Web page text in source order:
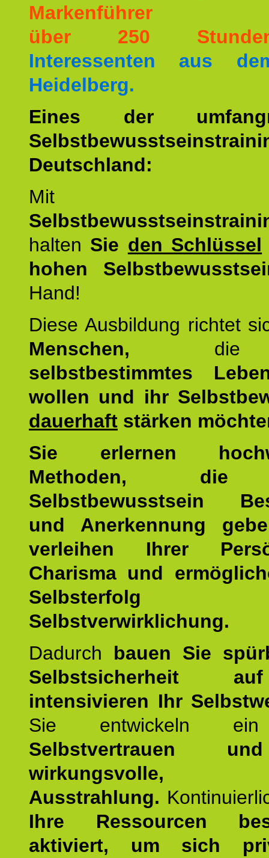
Markenführer
über 250
Interessenten aus
Heidelberg.
Eines der
Deutschland:
Mit
halten Sie den Schlüssel
hohen
Hand!
Diese Ausbildung richtet
Menschen,
selbstbestimmtes
wollen und ihr
dauerhaft stärken
Sie erlernen
Methoden, die
Selbstbewusstsein
und Anerkennung
verleihen Ihrer
Charisma und
Selbstverwirklichung.
Dadurch bauen Sie
Selbstsicherheit
intensivieren Ihr
Sie entwickeln ein
Selbstvertrauen
wirkungsvolle,
Ausstrahlung.
Ihre Ressourcen
aktiviert, um sich